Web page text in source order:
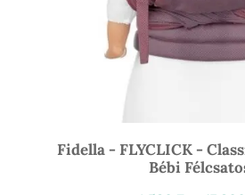
Fidella - FLYCLICK -
Bébi